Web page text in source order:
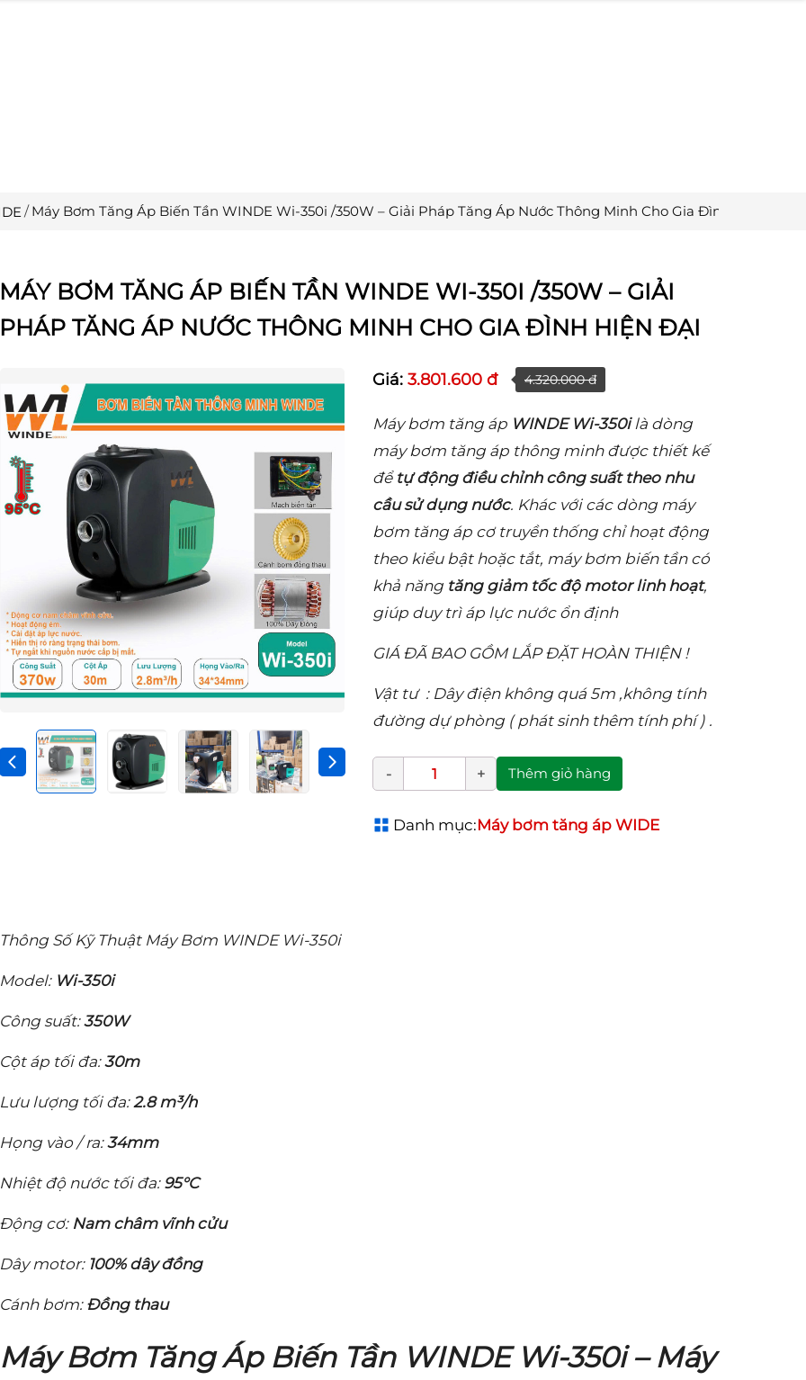
Máy Bơm Tăng Áp Biến Tần WINDE Wi-350i /350W – Giải Pháp Tăng Áp Nước Thông Minh Cho Gia Đình Hiện Đại
MÁY BƠM TĂNG ÁP BIẾN TẦN WINDE WI-350I /350W – GIẢI
PHÁP TĂNG ÁP NƯỚC THÔNG MINH CHO GIA ĐÌNH HIỆN ĐẠI
Giá: 3.801.600 đ 4.320.000 đ
Máy bơm tăng áp WINDE Wi-350ilà dòng
máy bơm tăng áp thông minh được thiết kế
để tự động điều chỉnh công suất theo nhu
cầu sử dụng nước. Khác với các dòng máy
bơm tăng áp cơ truyền thống chỉ hoạt động
theo kiểu bật hoặc tắt, máy bơm biến tần có
khả năng tăng giảm tốc độ motor linh hoạt,
giúp duy trì áp lực nước ổn định
GIÁ ĐÃ BAO GỒM LẮP ĐẶT HOÀN THIỆN !
Vật tư : Dây điện không quá 5m ,không tính
đường dự phòng ( phát sinh thêm tính phí ) .
Thêm giỏ hàng
Danh mục:Máy bơm tăng áp WIDE
Thông Số Kỹ Thuật Máy Bơm WINDE Wi-350i
Model: Wi-350i
Công suất:350W
Cột áp tối đa:30m
Lưu lượng tối đa:2.8 m³/h
Họng vào / ra:34mm
Nhiệt độ nước tối đa: 95°C
Động cơ: Nam châm vĩnh cửu
Dây motor: 100% dây đồng
Cánh bơm: Đồng thau
Máy Bơm Tăng Áp Biến Tần WINDE Wi-350i – Máy